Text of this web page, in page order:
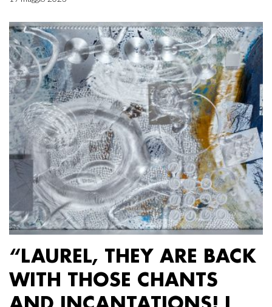
“LAUREL, THEY ARE BACK
WITH THOSE CHANTS